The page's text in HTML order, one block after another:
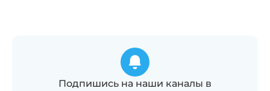
Подпишись на наши каналы в